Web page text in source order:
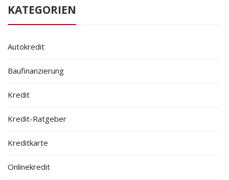
KATEGORIEN
Autokredit
Baufinanzierung
Kredit
Kredit-Ratgeber
Kreditkarte
Onlinekredit